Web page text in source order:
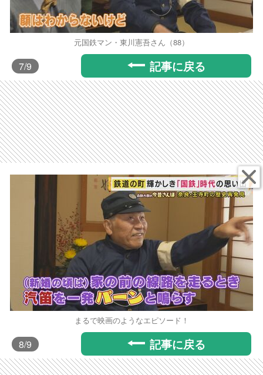
元国鉄マン・東川憲吾さん（88）
7/9 記事に戻る
まるで映画のようなエピソード！
8/9 記事に戻る